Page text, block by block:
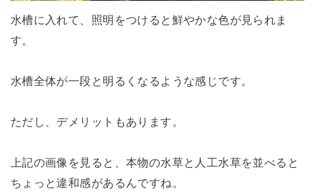
水槽に入れて、照明をつけると鮮やかな色が見られま
す。
水槽全体が一段と明るくなるような感じです。
ただし、デメリットもあります。
上記の画像を見ると、本物の水草と人工水草を並べると
ちょっと違和感があるんですね。